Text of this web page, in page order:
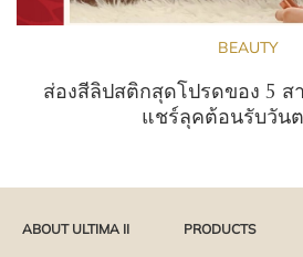
BEAUTY
ส่องสีลิปสติกสุดโปรดของ 5 ส
แชร์ลุคต้อนรับวัน
ABOUT ULTIMA II PRODUCTS